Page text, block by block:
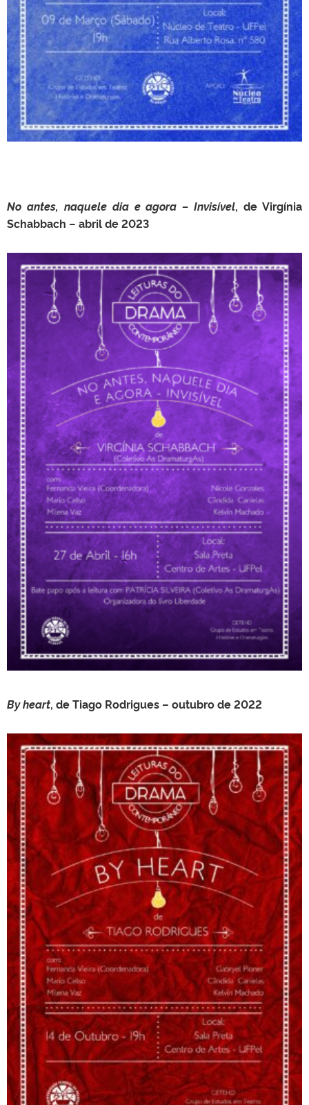
No antes, naquele dia e agora – Invisível,de Virgínia
Schabbach – abril de 2023
By heart, de Tiago Rodrigues – outubro de 2022